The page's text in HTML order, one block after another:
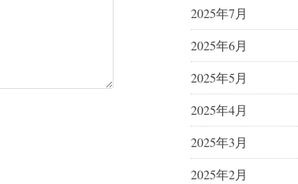
2025年7月
2025年6月
2025年5月
2025年4月
2025年3月
2025年2月